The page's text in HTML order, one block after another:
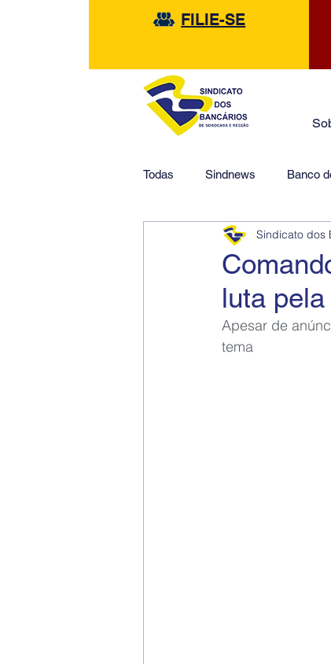
FILIE-SE
Todas Sindnews Banco
HSBC
luta
Sindicato dos
Apesar de
tema